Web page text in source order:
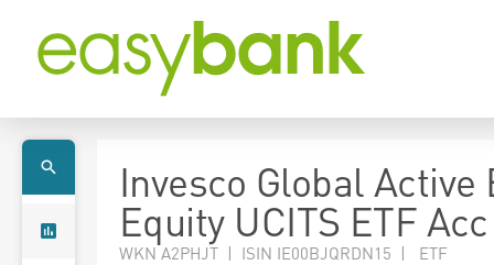
Invesco Global Active
Equity UCITS ETF Acc
WKN A2PHJT | ISIN IE00BJQRDN15 | ETF